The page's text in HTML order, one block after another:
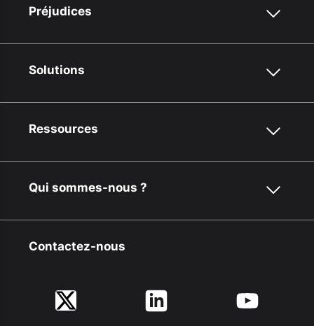
Préjudices
Solutions
Ressources
Qui sommes-nous ?
Contactez-nous